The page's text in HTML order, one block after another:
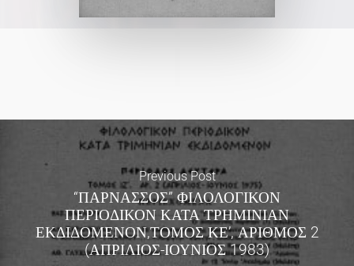
Previous Post
“ΠΑΡΝΑΣΣΟΣ” ΦΙΛΟΛΟΓΙΚΟΝ
ΠΕΡΙΟΔΙΚΟΝ ΚΑΤΑ ΤΡΗΜΙΝΙΑΝ
ΕΚΔΙΔΟΜΕΝΟΝ,ΤΟΜΟΣ ΚΕ’, ΑΡΙΘΜΟΣ 2
(ΑΠΡΙΛΙΟΣ-ΙΟΥΝΙΟΣ 1983)